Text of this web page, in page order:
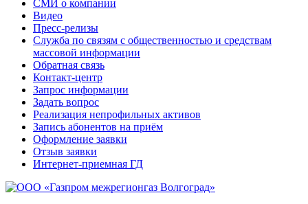
СМИ о компании
Видео
Пресс-релизы
Служба по связям с общественностью и средствам
массовой информации
Обратная связь
Контакт-центр
Запрос информации
Задать вопрос
Реализация непрофильных активов
Запись абонентов на приём
Оформление заявки
Отзыв заявки
Интернет-приемная ГД